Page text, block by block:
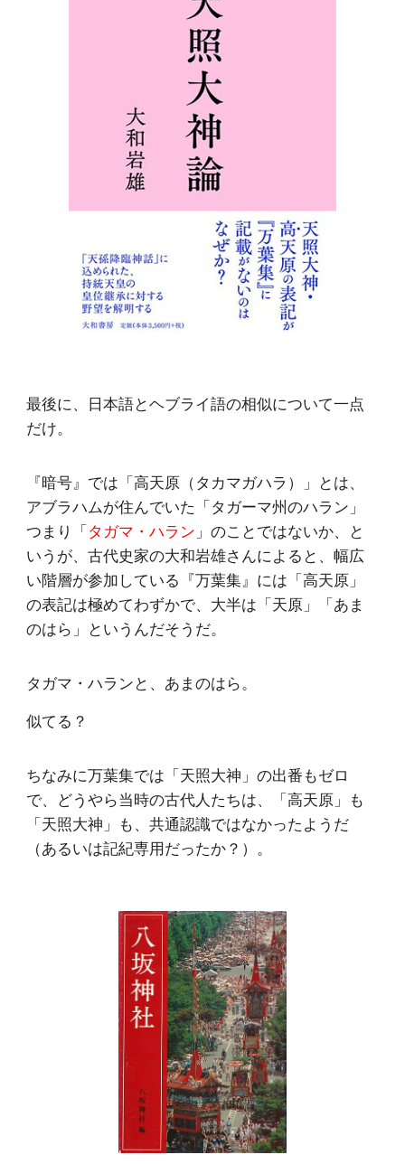
最後に、日本語とヘブライ語の相似について一点
だけ。
『暗号』では「高天原（タカマガハラ）」とは、
アブラハムが住んでいた「タガーマ州のハラン」
つまり「タガマ・ハラン 」のことではないか、と
いうが、古代史家の大和岩雄さんによると、幅広
い階層が参加している『万葉集』には「高天原」
の表記は極めてわずかで、大半は「天原」「あま
のはら」というんだそうだ。
タガマ・ハランと、あまのはら。
似てる？
ちなみに万葉集では「天照大神」の出番もゼロ
で、どうやら当時の古代人たちは、「高天原」も
「天照大神」も、共通認識ではなかったようだ
（あるいは記紀専用だったか？）。